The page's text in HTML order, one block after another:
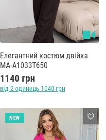
Елегантний костюм двійка
MA-A1033T650
1140 грн
від 2 одиниць 1040 грн
NEW